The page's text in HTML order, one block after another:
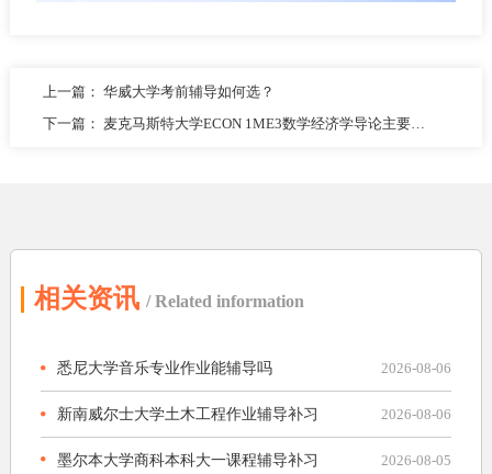
上一篇： 华威大学考前辅导如何选？
下一篇： 麦克马斯特大学ECON 1ME3数学经济学导论主要内容
相关资讯 / Related information
悉尼大学音乐专业作业能辅导吗 2026-08-06
新南威尔士大学土木工程作业辅导补习 2026-08-06
墨尔本大学商科本科大一课程辅导补习 2026-08-05